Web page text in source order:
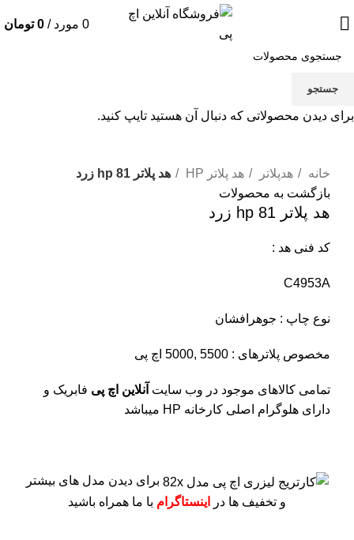
0 مورد /
0 تومان
خانه
هدپلاتر هد پلاتر HP
هد پلاتر 81 hp زرد
بازگشت به محصولات
هد پلاتر 81 hp زرد
کد فنی هد :
C4953A
نوع چاپ : جوهرافشان
مخصوص پلاترهای : 5500 ,5000 اچ پی
تمامی کالاهای موجود در وب سایت آنلاین اچ پی فابریک و
دارای هلوگرام اصلی کارخانه HP میباشد
برای دیدن مدل های بیشتر
و تخفیف ها در
اینستاگرام با ما همراه باشید
جستجو
برای دیدن محصولاتی که دنبال آن هستید تایپ کنید.